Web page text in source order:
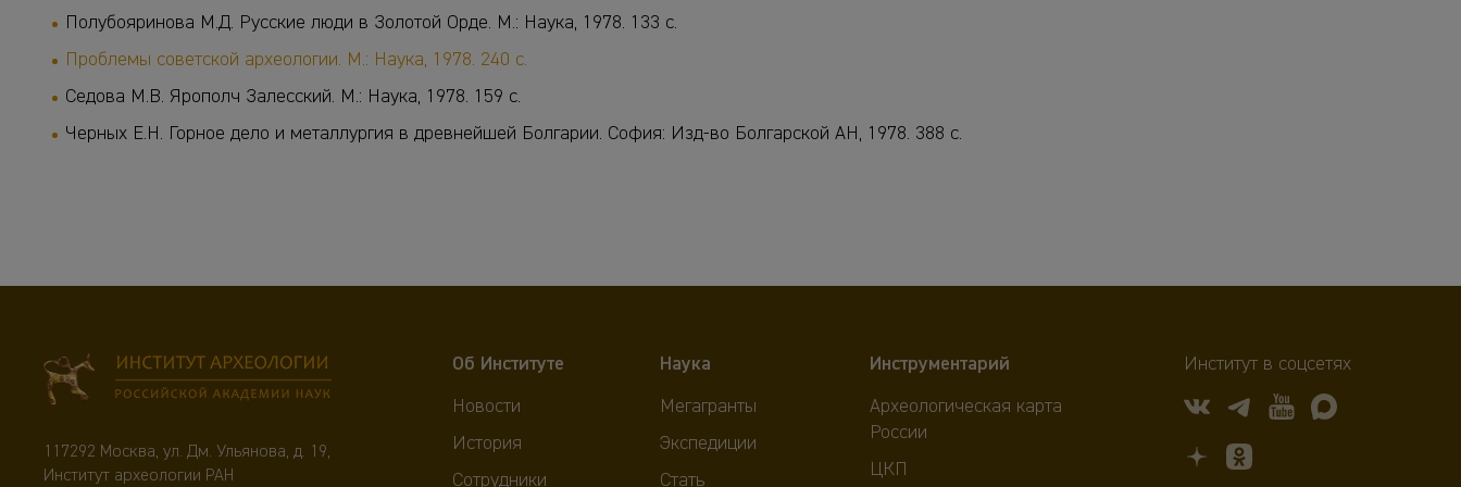
Полубояринова М.Д. Русские люди в Золотой Орде. М.: Наука, 1978. 133 с.
Проблемы советской археологии. М.: Наука, 1978. 240 с.
Седова М.В. Ярополч Залесский. М.: Наука, 1978. 159 с.
Черных Е.Н. Горное дело и металлургия в древнейшей Болгарии. София: Изд-во Болгарской АН, 1978. 388 с.
117292 Москва, ул. Дм. Ульянова, д. 19,
Институт археологии РАН
Об Институте
Новости
История
Сотрудники
Наука
Мегагранты
Экспедиции
Стать
Инструментарий
Археологическая карта
России
ЦКП
Институт в соцсетях